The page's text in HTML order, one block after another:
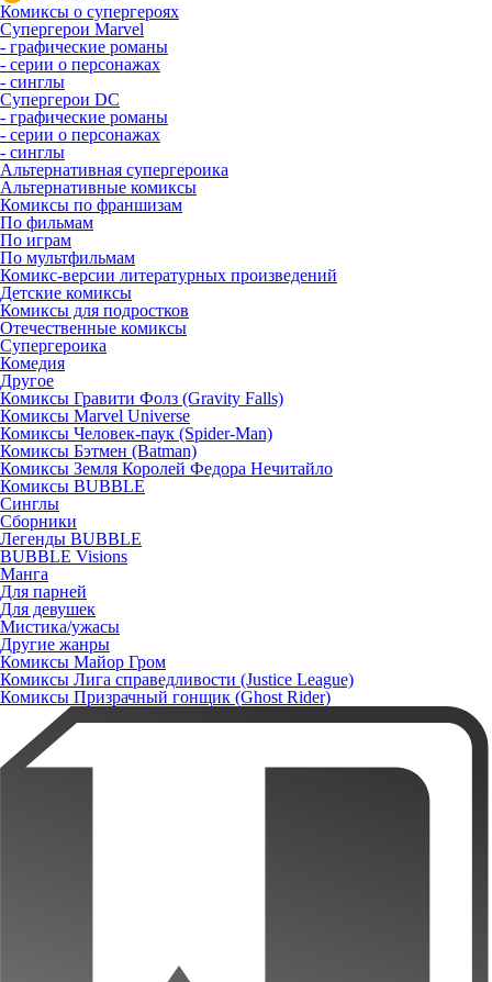
Комиксы о супергероях
Супергерои Marvel
- графические романы
- серии о персонажах
- синглы
Супергерои DC
- графические романы
- серии о персонажах
- синглы
Альтернативная супергероика
Альтернативные комиксы
Комиксы по франшизам
По фильмам
По играм
По мультфильмам
Комикс-версии литературных произведений
Детские комиксы
Комиксы для подростков
Отечественные комиксы
Супергероика
Комедия
Другое
Комиксы Гравити Фолз (Gravity Falls)
Комиксы Marvel Universe
Комиксы Человек-паук (Spider-Man)
Комиксы Бэтмен (Batman)
Комиксы Земля Королей Федора Нечитайло
Комиксы BUBBLE
Синглы
Сборники
Легенды BUBBLE
BUBBLE Visions
Манга
Для парней
Для девушек
Мистика/ужасы
Другие жанры
Комиксы Майор Гром
Комиксы Лига справедливости (Justice League)
Комиксы Призрачный гонщик (Ghost Rider)